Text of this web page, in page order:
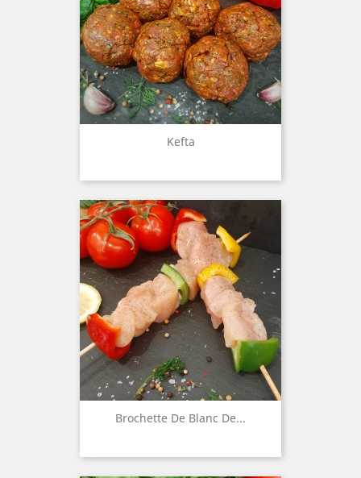
Kefta
Brochette De Blanc De...